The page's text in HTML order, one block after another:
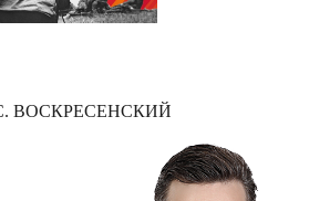
ВОСКРЕСЕНСКИЙ